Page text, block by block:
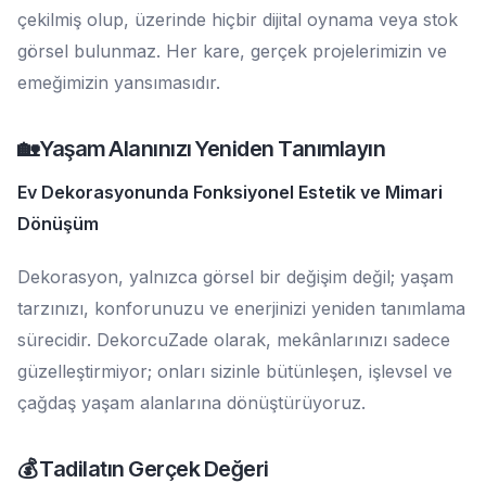
çekilmiş olup, üzerinde hiçbir dijital oynama veya stok
görsel bulunmaz. Her kare, gerçek projelerimizin ve
emeğimizin yansımasıdır.
🏡 Yaşam Alanınızı Yeniden Tanımlayın
Ev Dekorasyonunda Fonksiyonel Estetik ve Mimari
Dönüşüm
Dekorasyon, yalnızca görsel bir değişim değil; yaşam
tarzınızı, konforunuzu ve enerjinizi yeniden tanımlama
sürecidir. DekorcuZade olarak, mekânlarınızı sadece
güzelleştirmiyor; onları sizinle bütünleşen, işlevsel ve
çağdaş yaşam alanlarına dönüştürüyoruz.
💰 Tadilatın Gerçek Değeri